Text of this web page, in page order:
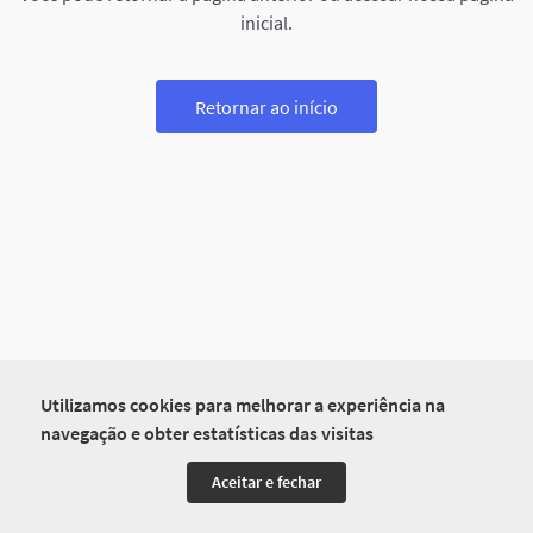
Utilizamos cookies para melhorar a experiência na
navegação e obter estatísticas das visitas
Aceitar e fechar
inicial.
Retornar ao início